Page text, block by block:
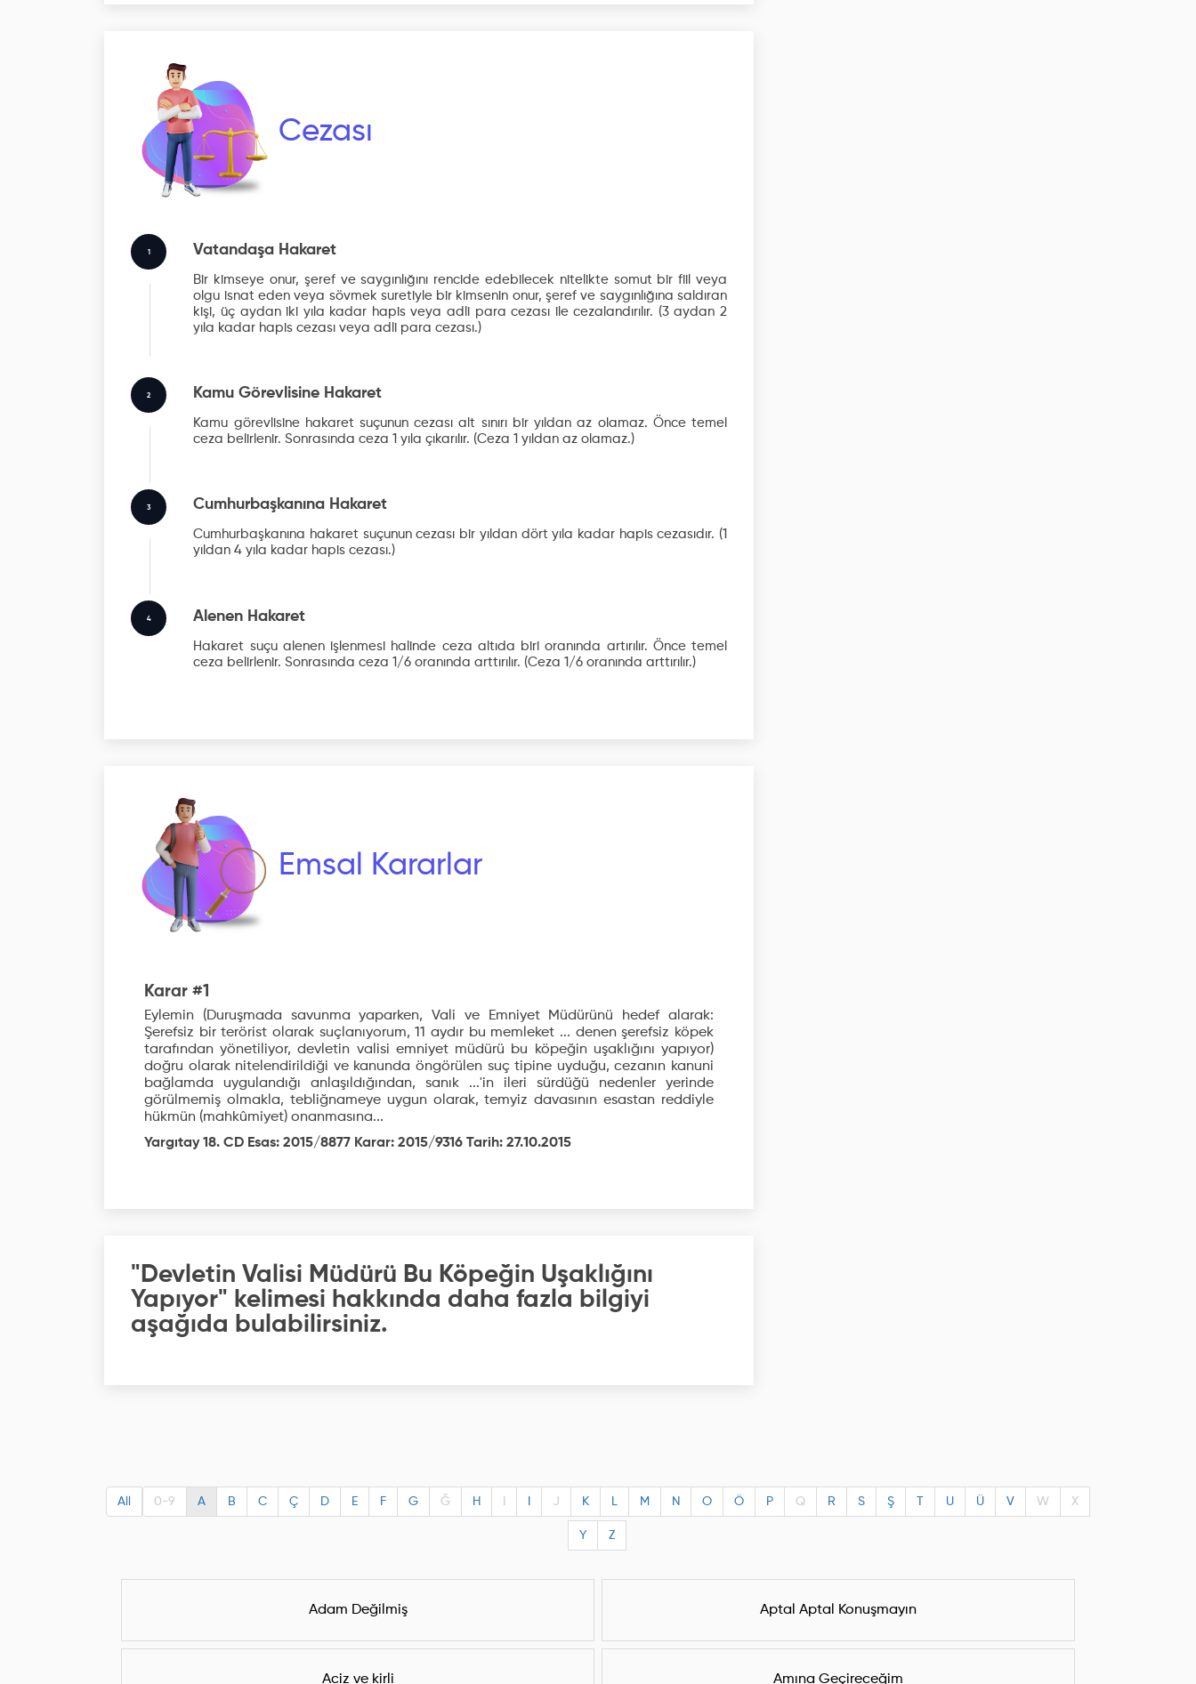
Cezası
1 Vatandaşa Hakaret
Bir kimseye onur, şeref ve saygınlığını rencide edebilecek nitelikte somut bir fiil veya
olgu isnat eden veya sövmek suretiyle bir kimsenin onur, şeref ve saygınlığına saldıran
kişi, üç aydan iki yıla kadar hapis veya adli para cezası ile cezalandırılır. (3 aydan 2
yıla kadar hapis cezası veya adli para cezası.)
2 Kamu Görevlisine Hakaret
Kamu görevlisine hakaret suçunun cezası alt sınırı bir yıldan az olamaz. Önce temel
ceza belirlenir. Sonrasında ceza 1 yıla çıkarılır. (Ceza 1 yıldan az olamaz.)
3 Cumhurbaşkanına Hakaret
Cumhurbaşkanına hakaret suçunun cezası bir yıldan dört yıla kadar hapis cezasıdır. (1
yıldan 4 yıla kadar hapis cezası.)
4 Alenen Hakaret
Hakaret suçu alenen işlenmesi halinde ceza altıda biri oranında artırılır. Önce temel
ceza belirlenir. Sonrasında ceza 1/6 oranında arttırılır. (Ceza 1/6 oranında arttırılır.)
Emsal Kararlar
Karar #1
Eylemin (Duruşmada savunma yaparken, Vali ve Emniyet Müdürünü hedef alarak:
Şerefsiz bir terörist olarak suçlanıyorum, 11 aydır bu memleket ... denen şerefsiz köpek
tarafından yönetiliyor, devletin valisi emniyet müdürü bu köpeğin uşaklığını yapıyor)
doğru olarak nitelendirildiği ve kanunda öngörülen suç tipine uyduğu, cezanın kanuni
bağlamda uygulandığı anlaşıldığından, sanık ...'in ileri sürdüğü nedenler yerinde
görülmemiş olmakla, tebliğnameye uygun olarak, temyiz davasının esastan reddiyle
hükmün (mahkûmiyet) onanmasına...
Yargıtay 18. CD Esas: 2015/8877 Karar: 2015/9316 Tarih: 27.10.2015
"Devletin Valisi Müdürü Bu Köpeğin Uşaklığını
Yapıyor" kelimesi hakkında daha fazla bilgiyi
aşağıda bulabilirsiniz.
All 0-9 A B C Ç D E F G Ğ H J K L M N O Ö P Q R S Ş U Ü V W X
Y Z
Adam Değilmiş Aptal Aptal Konuşmayın
Aciz ve kirli Amına Geçireceğim